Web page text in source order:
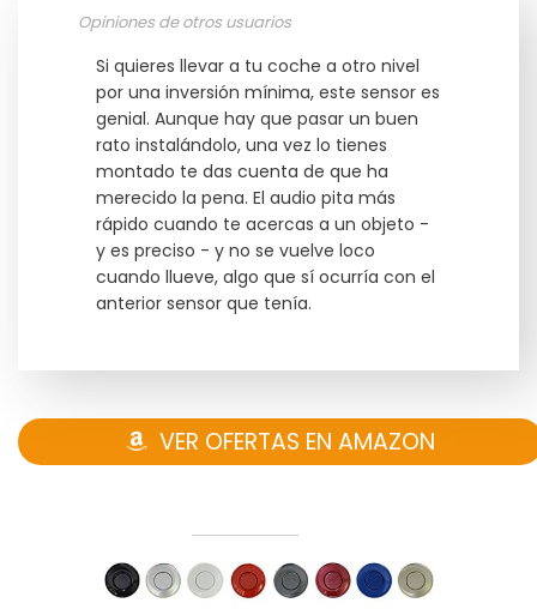
Opiniones de otros usuarios
Si quieres llevar a tu coche a otro nivel
por una inversión mínima, este sensor es
genial. Aunque hay que pasar un buen
rato instalándolo, una vez lo tienes
montado te das cuenta de que ha
merecido la pena. El audio pita más
rápido cuando te acercas a un objeto -
y es preciso - y no se vuelve loco
cuando llueve, algo que sí ocurría con el
anterior sensor que tenía.
VER OFERTAS EN AMAZON